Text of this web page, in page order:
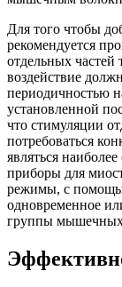
Для того чтобы
рекомендуется
отдельных частей
воздействие
периодичностью
установленной
что стимуляции
потребоваться
являться
приборы для
режимы, с
одновременное
группы мышечных